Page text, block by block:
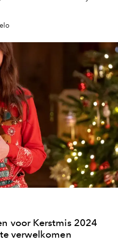
voor Kerstmis 2024
verwelkomen